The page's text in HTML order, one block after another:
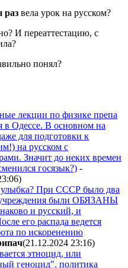
раз вела урок на русском?
И переаттестацию, с
понял?
лекции по физике препа
в Одессе. В основном на
для подготовки к
на русском с
Значит до неких времен
госязык?) -
)
улыбка? При СССР было два
учреждения были ОБЯЗАНЫ
и русский, и
его распада ведется
по искоренению
(21.12.2024 23:16)
этноцид, или
геноцид". политика